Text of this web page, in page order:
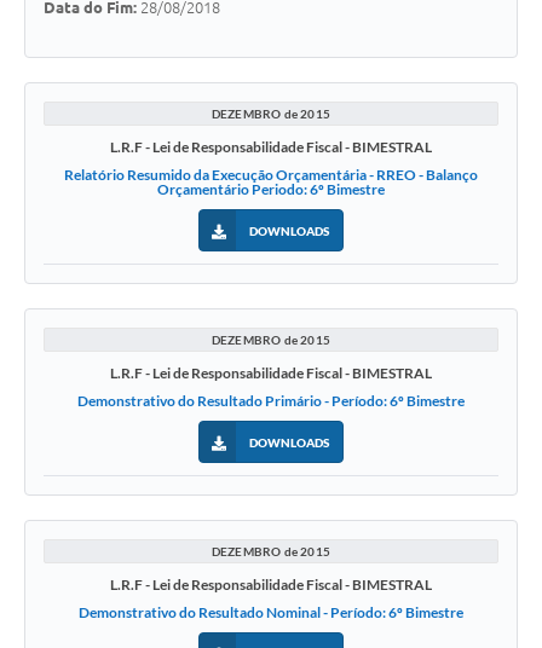
Data do Fim: 28/08/2018
DEZEMBRO de 2015
L.R.F - Lei de Responsabilidade Fiscal - BIMESTRAL
Relatório Resumido da Execução Orçamentária - RREO - Balanço
Orçamentário Periodo: 6º Bimestre
DOWNLOADS
DEZEMBRO de 2015
L.R.F - Lei de Responsabilidade Fiscal - BIMESTRAL
Demonstrativo do Resultado Primário - Período: 6º Bimestre
DOWNLOADS
DEZEMBRO de 2015
L.R.F - Lei de Responsabilidade Fiscal - BIMESTRAL
Demonstrativo do Resultado Nominal - Período: 6º Bimestre